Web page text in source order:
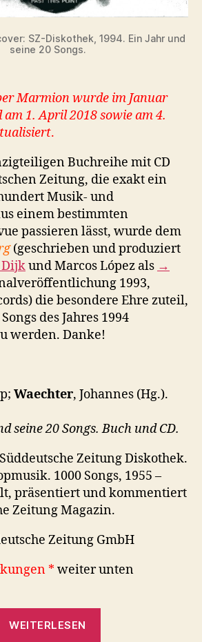
SZ-Diskothek, 1994. Ein Jahr und
seine 20 Songs.
Marmion wurde im Januar
1. April 2018 sowie am 4.
.
Buchreihe mit CD
Zeitung, die exakt ein
Musik- und
einem bestimmten
passieren lässt, wurde dem
(geschrieben und produziert
und Marcos López als →
1993,
die besondere Ehre zuteil,
des Jahres 1994
werden. Danke!
Waechter, Johannes (Hg.).
seine 20 Songs. Buch und CD.
Süddeutsche Zeitung Diskothek.
1000 Songs, 1955 –
präsentiert und kommentiert
Zeitung Magazin.
Zeitung GmbH
* weiter unten
WEITERLESEN